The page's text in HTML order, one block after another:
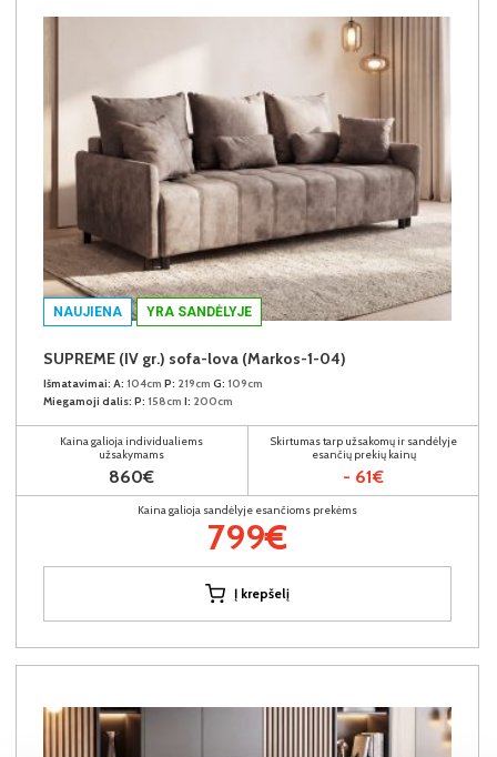
NAUJIENA YRA SANDĖLYJE
SUPREME (IV gr.) sofa-lova (Markos-1-04)
Išmatavimai: A: 104cm P: 219cm G: 109cm
Miegamoji dalis: P: 158cm I: 200cm
Kaina galioja individualiems
užsakymams
860€
Skirtumas tarp užsakomų ir sandėlyje
esančių prekių kainų
- 61€
Kaina galioja sandėlyje esančioms prekėms
799€
Į krepšelį